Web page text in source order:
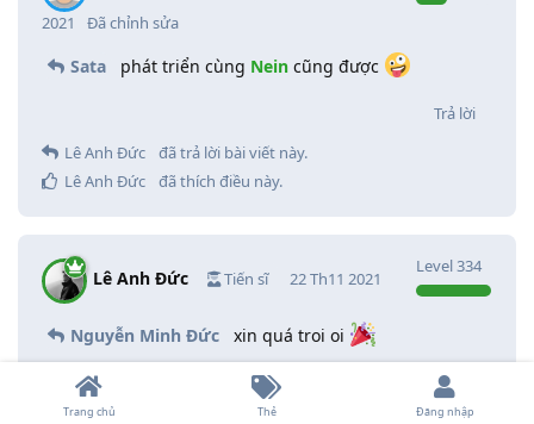
2021
Đã chỉnh sửa
Sata phát triển cùng Nein cũng được
Trả lời
Lê Anh Đức
đã trả lời bài viết này.
Lê Anh Đức
đã thích điều này.
Lê Anh Đức Tiến sĩ
Level334
22 Th11 2021
Nguyễn Minh Đức xin quá troi oi
Trả lời
Trang chủ Thẻ Đăng nhập